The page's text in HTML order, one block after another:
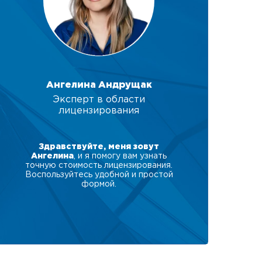
Ангелина Андрущак
Эксперт в области
лицензирования
Здравствуйте, меня зовут
Ангелина , и я помогу вам узнать
точную стоимость лицензирования.
Воспользуйтесь удобной и простой
формой.